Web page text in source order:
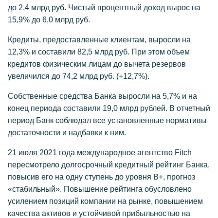
до 2,4 млрд руб. Чистый процентный доход вырос на
15,9% до 6,0 млрд руб.
Кредиты, предоставленные клиентам, выросли на
12,3% и составили 82,5 млрд руб. При этом объем
кредитов физическим лицам до вычета резервов
увеличился до 74,2 млрд руб. (+12,7%).
Собственные средства Банка выросли на 5,7% и на
конец периода составили 19,0 млрд рублей. В отчетный
период Банк соблюдал все установленные нормативы
достаточности и надбавки к ним.
21 июля 2021 года международное агентство Fitch
пересмотрело долгосрочный кредитный рейтинг Банка,
повысив его на одну ступень до уровня B+, прогноз
«стабильный». Повышение рейтинга обусловлено
усилением позиций компании на рынке, повышением
качества активов и устойчивой прибыльностью на